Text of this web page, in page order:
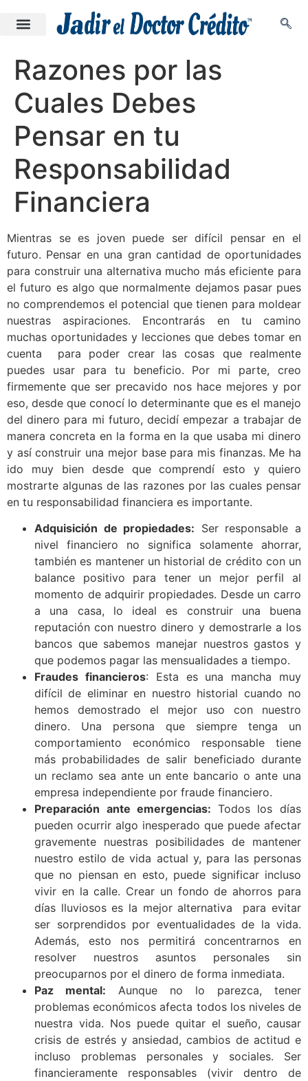
Razones por las
Cuales Debes
Pensar en tu
Responsabilidad
Financiera
Mientras se es joven puede ser difícil pensar en el
futuro. Pensar en una gran cantidad de oportunidades
para construir una alternativa mucho más eficiente para
el futuro es algo que normalmente dejamos pasar pues
no comprendemos el potencial que tienen para moldear
nuestras aspiraciones. Encontrarás en tu camino
muchas oportunidades y lecciones que debes tomar en
cuenta para poder crear las cosas que realmente
puedes usar para tu beneficio. Por mi parte, creo
firmemente que ser precavido nos hace mejores y por
eso, desde que conocí lo determinante que es el manejo
del dinero para mi futuro, decidí empezar a trabajar de
manera concreta en la forma en la que usaba mi dinero
y así construir una mejor base para mis finanzas. Me ha
ido muy bien desde que comprendí esto y quiero
mostrarte algunas de las razones por las cuales pensar
en tu responsabilidad financiera es importante.
Adquisición de propiedades: Ser responsable a
nivel financiero no significa solamente ahorrar,
también es mantener un historial de crédito con un
balance positivo para tener un mejor perfil al
momento de adquirir propiedades. Desde un carro
a una casa, lo ideal es construir una buena
reputación con nuestro dinero y demostrarle a los
bancos que sabemos manejar nuestros gastos y
que podemos pagar las mensualidades a tiempo.
Fraudes financieros: Esta es una mancha muy
difícil de eliminar en nuestro historial cuando no
hemos demostrado el mejor uso con nuestro
dinero. Una persona que siempre tenga un
comportamiento económico responsable tiene
más probabilidades de salir beneficiado durante
un reclamo sea ante un ente bancario o ante una
empresa independiente por fraude financiero.
Preparación ante emergencias: Todos los días
pueden ocurrir algo inesperado que puede afectar
gravemente nuestras posibilidades de mantener
nuestro estilo de vida actual y, para las personas
que no piensan en esto, puede significar incluso
vivir en la calle. Crear un fondo de ahorros para
días lluviosos es la mejor alternativa para evitar
ser sorprendidos por eventualidades de la vida.
Además, esto nos permitirá concentrarnos en
resolver nuestros asuntos personales sin
preocuparnos por el dinero de forma inmediata.
Paz mental: Aunque no lo parezca, tener
problemas económicos afecta todos los niveles de
nuestra vida. Nos puede quitar el sueño, causar
crisis de estrés y ansiedad, cambios de actitud e
incluso problemas personales y sociales. Ser
financieramente responsables (vivir dentro de